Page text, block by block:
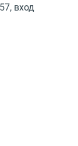
вход